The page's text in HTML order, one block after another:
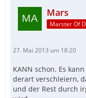
Mars
Marster Of
27. Mai 2013 um 18:20
KANN schon. Es
derart verschleiern,
und der Rest durch